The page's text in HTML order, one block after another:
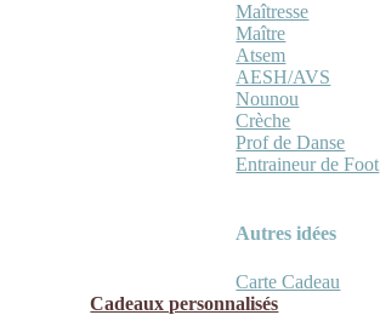
Maîtresse
Maître
Atsem
AESH/AVS
Nounou
Crèche
Prof de Danse
Entraineur de Foot
Autres idées
Carte Cadeau
Cadeaux personnalisés